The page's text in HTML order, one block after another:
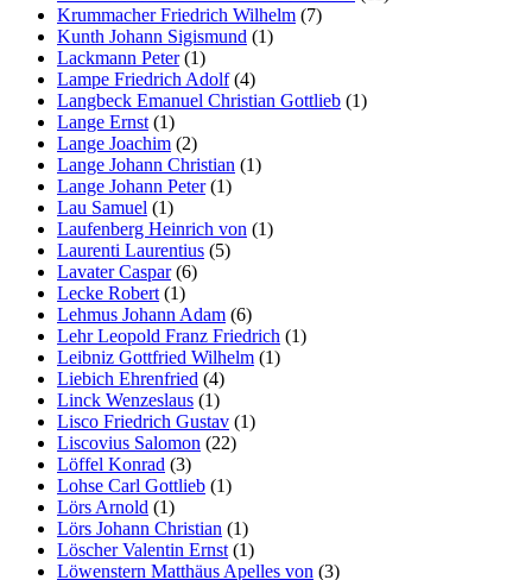
Krummacher Friedrich Wilhelm (7)
Kunth Johann Sigismund (1)
Lackmann Peter(1)
Lampe Friedrich Adolf(4)
Langbeck Emanuel Christian Gottlieb (1)
Lange Ernst (1)
Lange Joachim (2)
Lange Johann Christian (1)
Lange Johann Peter(1)
Lau Samuel (1)
Laufenberg Heinrich von (1)
Laurenti Laurentius (5)
Lavater Caspar(6)
Lecke Robert (1)
Lehmus Johann Adam (6)
Lehr Leopold Franz Friedrich (1)
Leibniz Gottfried Wilhelm (1)
Liebich Ehrenfried (4)
Linck Wenzeslaus (1)
Lisco Friedrich Gustav (1)
Liscovius Salomon (22)
Löffel Konrad (3)
Lohse Carl Gottlieb (1)
Lörs Arnold (1)
Lörs Johann Christian (1)
Löscher Valentin Ernst (1)
Löwenstern Matthäus Apelles von (3)